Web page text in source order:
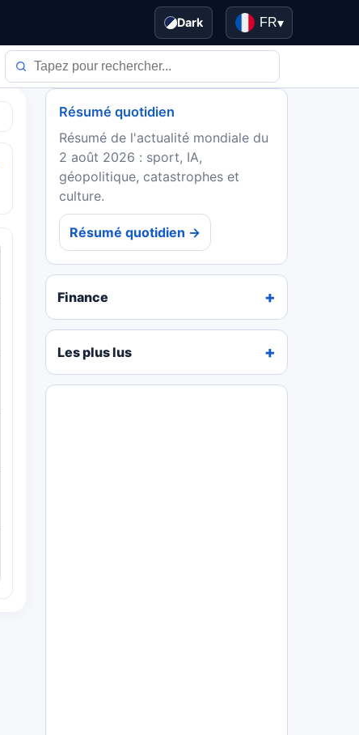
Dark FR▾
Résumé quotidien
Résumé de l'actualité mondiale du
2 août 2026 : sport, IA,
géopolitique, catastrophes et
culture.
Résumé quotidien →
Finance
Les plus lus